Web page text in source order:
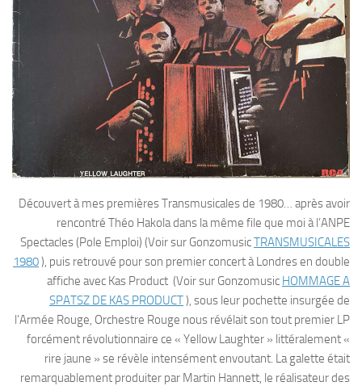
Découvert à mes premières Transmusicales de 1980… après avoir
rencontré Théo Hakola dans la même file que moi à l’ANPE
Spectacles (Pole Emploi) (Voir sur GonzomusicTRANSMUSICALES
1980 ), puis retrouvé pour son premier concert à Londres en double
affiche avec Kas Product (Voir sur Gonzomusic HOMMAGE A
SPATSZ DE KAS PRODUCT ), sous leur pochette insurgée de
l’Armée Rouge, Orchestre Rouge nous révélait son tout premier LP
forcément révolutionnaire ce « Yellow Laughter » littéralement «
rire jaune » se révèle intensément envoutant. La galette était
remarquablement produiter par Martin Hannett, le réalisateur des